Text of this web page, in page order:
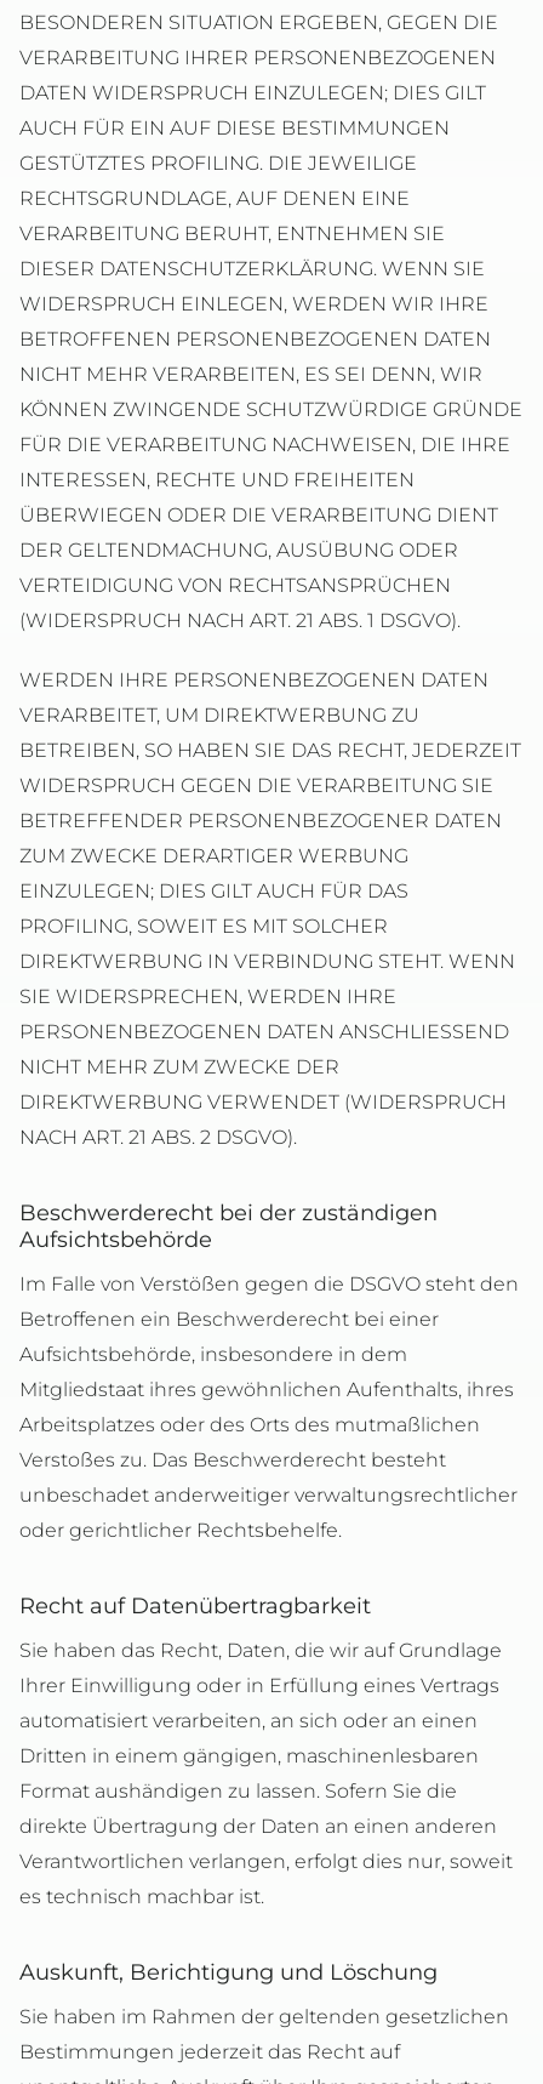
BESONDEREN SITUATION ERGEBEN, GEGEN DIE
VERARBEITUNG IHRER PERSONENBEZOGENEN
DATEN WIDERSPRUCH EINZULEGEN; DIES GILT
AUCH FÜR EIN AUF DIESE BESTIMMUNGEN
GESTÜTZTES PROFILING. DIE JEWEILIGE
RECHTSGRUNDLAGE, AUF DENEN EINE
VERARBEITUNG BERUHT, ENTNEHMEN SIE
DIESER DATENSCHUTZERKLÄRUNG. WENN SIE
WIDERSPRUCH EINLEGEN, WERDEN WIR IHRE
BETROFFENEN PERSONENBEZOGENEN DATEN
NICHT MEHR VERARBEITEN, ES SEI DENN, WIR
KÖNNEN ZWINGENDE SCHUTZWÜRDIGE GRÜNDE
FÜR DIE VERARBEITUNG NACHWEISEN, DIE IHRE
INTERESSEN, RECHTE UND FREIHEITEN
ÜBERWIEGEN ODER DIE VERARBEITUNG DIENT
DER GELTENDMACHUNG, AUSÜBUNG ODER
VERTEIDIGUNG VON RECHTSANSPRÜCHEN
(WIDERSPRUCH NACH ART. 21 ABS. 1 DSGVO).
WERDEN IHRE PERSONENBEZOGENEN DATEN
VERARBEITET, UM DIREKTWERBUNG ZU
BETREIBEN, SO HABEN SIE DAS RECHT, JEDERZEIT
WIDERSPRUCH GEGEN DIE VERARBEITUNG SIE
BETREFFENDER PERSONENBEZOGENER DATEN
ZUM ZWECKE DERARTIGER WERBUNG
EINZULEGEN; DIES GILT AUCH FÜR DAS
PROFILING, SOWEIT ES MIT SOLCHER
DIREKTWERBUNG IN VERBINDUNG STEHT. WENN
SIE WIDERSPRECHEN, WERDEN IHRE
PERSONENBEZOGENEN DATEN ANSCHLIESSEND
NICHT MEHR ZUM ZWECKE DER
DIREKTWERBUNG VERWENDET (WIDERSPRUCH
NACH ART. 21 ABS. 2 DSGVO).
Beschwerderecht bei der zuständigen
Aufsichtsbehörde
Im Falle von Verstößen gegen die DSGVO steht den
Betroffenen ein Beschwerderecht bei einer
Aufsichtsbehörde, insbesondere in dem
Mitgliedstaat ihres gewöhnlichen Aufenthalts, ihres
Arbeitsplatzes oder des Orts des mutmaßlichen
Verstoßes zu. Das Beschwerderecht besteht
unbeschadet anderweitiger verwaltungsrechtlicher
oder gerichtlicher Rechtsbehelfe.
Recht auf Datenübertragbarkeit
Sie haben das Recht, Daten, die wir auf Grundlage
Ihrer Einwilligung oder in Erfüllung eines Vertrags
automatisiert verarbeiten, an sich oder an einen
Dritten in einem gängigen, maschinenlesbaren
Format aushändigen zu lassen. Sofern Sie die
direkte Übertragung der Daten an einen anderen
Verantwortlichen verlangen, erfolgt dies nur, soweit
es technisch machbar ist.
Auskunft, Berichtigung und Löschung
Sie haben im Rahmen der geltenden gesetzlichen
Bestimmungen jederzeit das Recht auf